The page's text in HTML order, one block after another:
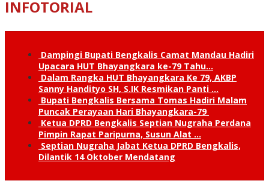
INFOTORIAL
Dampingi Bupati Bengkalis Camat Mandau Hadiri
Upacara HUT Bhayangkara ke-79 Tahu…
Dalam Rangka HUT Bhayangkara Ke 79, AKBP
Sanny Handityo SH, S.IK Resmikan Panti …
Bupati Bengkalis Bersama Tomas Hadiri Malam
Puncak Perayaan Hari Bhayangkara-79
Ketua DPRD Bengkalis Septian Nugraha Perdana
Pimpin Rapat Paripurna, Susun Alat …
Septian Nugraha Jabat Ketua DPRD Bengkalis,
Dilantik 14 Oktober Mendatang